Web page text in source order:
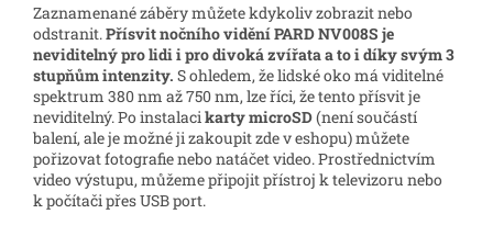
Zaznamenané záběry můžete kdykoliv zobrazit nebo
odstranit.Přísvit nočního vidění PARD NV008S je
neviditelný pro lidi i pro divoká zvířata a to i díky svým 3
stupňům intenzity. S ohledem, že lidské oko má viditelné
spektrum 380 nm až 750 nm, lze říci, že tento přísvit je
neviditelný.Po instalacikarty microSD(není součástí
balení, ale je možné ji zakoupit zde v eshopu) můžete
pořizovat fotografie nebo natáčet video. Prostřednictvím
video výstupu, můžeme připojit přístroj k televizoru nebo
k počítači přes USB port.